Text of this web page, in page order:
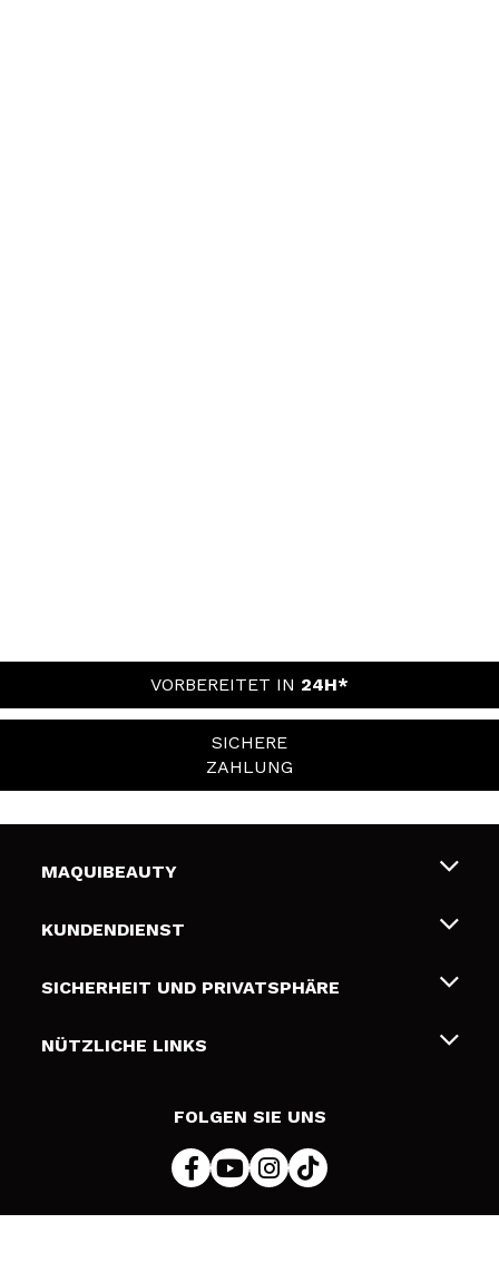
VORBEREITET IN 24H*
SICHERE
ZAHLUNG
MAQUIBEAUTY
Über uns
Geschenkkarten
KUNDENDIENST
Liefer- und Versandkosten
Zahlung
SICHERHEIT UND PRIVATSPHÄRE
Bedingungen und Datenschutz
NÜTZLICHE LINKS
FOLGEN SIE UNS